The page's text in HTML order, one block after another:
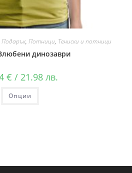
Подарък, Потници, Тениски и потници
динозаври
€ / 21.98 лв.
Опции